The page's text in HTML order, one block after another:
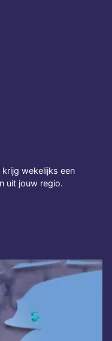
wekelijks een
uit jouw regio.